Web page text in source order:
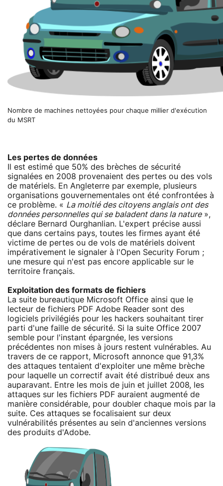
Nombre de machines nettoyées pour chaque millier d'exécution
du MSRT
Les pertes de données
Il est estimé que 50% des brèches de sécurité
signalées en 2008 provenaient des pertes ou des vols
de matériels. En Angleterre par exemple, plusieurs
organisations gouvernementales ont été confrontées à
ce problème. « La moitié des citoyens anglais ont des
données personnelles qui se baladent dans la nature»,
déclare Bernard Ourghanlian. L'expert précise aussi
que dans certains pays, toutes les firmes ayant été
victime de pertes ou de vols de matériels doivent
impérativement le signaler à l'Open Security Forum ;
une mesure qui n'est pas encore applicable sur le
territoire français.
Exploitation des formats de fichiers
La suite bureautique Microsoft Office ainsi que le
lecteur de fichiers PDF Adobe Reader sont des
logiciels privilégiés pour les hackers souhaitant tirer
parti d'une faille de sécurité. Si la suite Office 2007
semble pour l'instant épargnée, les versions
précédentes non mises à jours restent vulnérables. Au
travers de ce rapport, Microsoft annonce que 91,3%
des attaques tentaient d'exploiter une même brèche
pour laquelle un correctif avait été distribué deux ans
auparavant. Entre les mois de juin et juillet 2008, les
attaques sur les fichiers PDF auraient augmenté de
manière considérable, pour doubler chaque mois par la
suite. Ces attaques se focalisaient sur deux
vulnérabilités présentes au sein d'anciennes versions
des produits d'Adobe.